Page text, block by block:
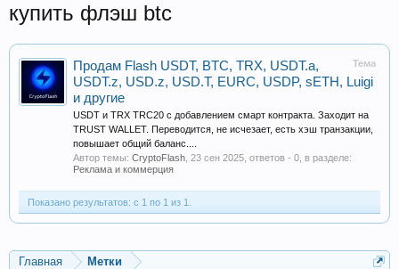
купить флэш btc
Тема
Продам Flash USDT, BTC, TRX, USDT.a,
USDT.z, USD.z, USD.T, EURC, USDP, sETH, Luigi
и другие
USDT и TRX TRC20 с добавлением смарт контракта. Заходит на
TRUST WALLET. Переводится, не исчезает, есть хэш транзакции,
повышает общий баланс....
Автор темы: CryptoFlash 23 сен 2025 , ответов - 0, в разделе:
Реклама и коммерция
Показано результатов: с 1 по 1 из 1.
Главная Метки